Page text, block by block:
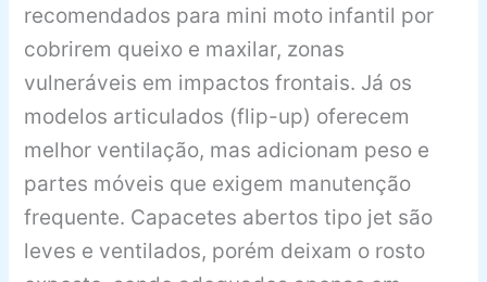
recomendados para mini moto infantil por
cobrirem queixo e maxilar, zonas
vulneráveis em impactos frontais. Já os
modelos articulados (flip-up) oferecem
melhor ventilação, mas adicionam peso e
partes móveis que exigem manutenção
frequente. Capacetes abertos tipo jet são
leves e ventilados, porém deixam o rosto